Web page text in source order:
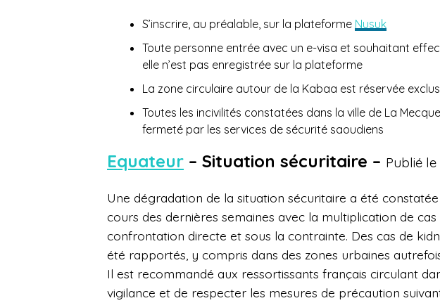
S’inscrire, au préalable, sur la plateforme Nusuk
Toute personne entrée avec un e-visa et souhaitant
elle n’est pas enregistrée sur la plateforme
La zone circulaire autour de la Kabaa est réservée
Toutes les incivilités constatées dans la ville de La
fermeté par les services de sécurité saoudiens
Equateur – Situation sécuritaire – Publié
Une dégradation de la situation sécuritaire a été
cours des dernières semaines avec la multiplication de
confrontation directe et sous la contrainte. Des cas de
été rapportés, y compris dans des zones urbaines
Il est recommandé aux ressortissants français circulant
vigilance et de respecter les mesures de précaution